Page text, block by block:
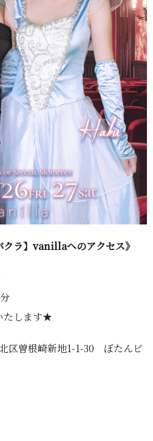
クラ】vanillaへのアクセス》
たします★
区曽根崎新地1-1-30 ぼたんビ